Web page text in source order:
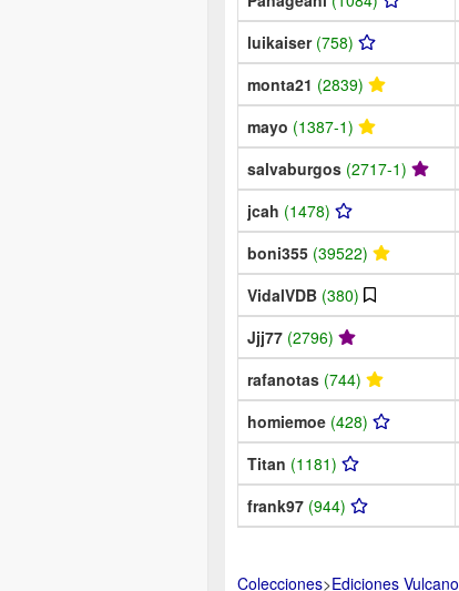
luikaiser (758)
monta21 (2839)
mayo (1387-1)
salvaburgos (2717-1)
jcah (1478)
boni355 (39522)
VidalVDB (380)
Jjj77 (2796)
rafanotas (744)
homiemoe (428)
Titan (1181)
frank97 (944)
Colecciones>Ediciones Vulcano